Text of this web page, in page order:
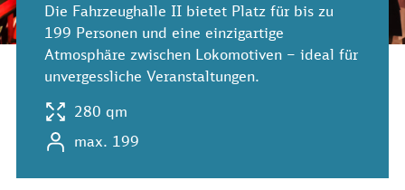
Die Fahrzeughalle II bietet Platz für bis zu
199 Personen und eine einzigartige
Atmosphäre zwischen Lokomotiven – ideal für
unvergessliche Veranstaltungen.
280 qm
max. 199